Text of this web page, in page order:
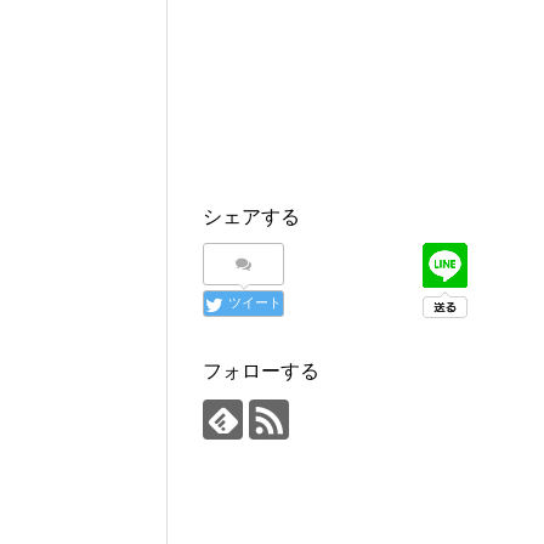
シェアする
ツイート
フォローする